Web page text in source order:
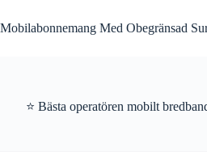
to
content
Mobilabonnemang Med Obegränsad
⭐ Bästa operatören mobilt